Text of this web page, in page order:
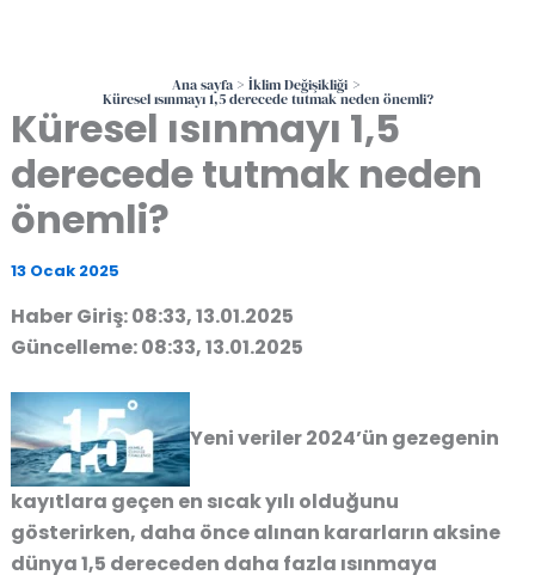
Ana sayfa İklim Değişikliği
Küresel ısınmayı 1,5 derecede tutmak neden önemli?
Küresel ısınmayı 1,5
derecede tutmak neden
önemli?
13 Ocak 2025
Haber Giriş: 08:33, 13.01.2025
Güncelleme: 08:33, 13.01.2025
Yeni veriler 2024’ün gezegenin
kayıtlara geçen en sıcak yılı olduğunu
gösterirken, daha önce alınan kararların aksine
dünya 1,5 dereceden daha fazla ısınmaya